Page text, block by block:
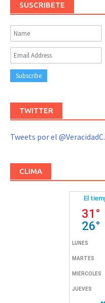
SUSCRIBETE
TWITTER
Tweets por el @VeracidadC.
CLIMA